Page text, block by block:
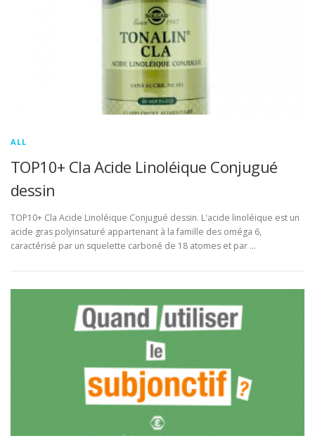
ALL
TOP10+ Cla Acide Linoléique Conjugué
dessin
TOP10+ Cla Acide Linoléique Conjugué dessin. L'acide linoléique est un
acide gras polyinsaturé appartenant à la famille des oméga 6,
caractérisé par un squelette carboné de 18 atomes et par …